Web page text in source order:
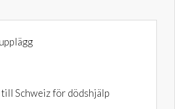
Schweiz för dödshjälp